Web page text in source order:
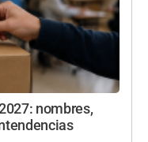
nombres,